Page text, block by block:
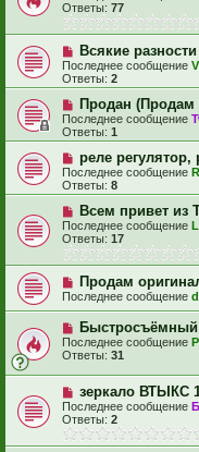
Ответы: 77
Всякие
Последнее сообщение
Ответы: 2
Продан (Продам
Последнее сообщение
Ответы: 1
реле регулятор,
Последнее сообщение
Ответы: 8
Всем привет из
Последнее сообщение
Ответы: 17
Продам
Последнее сообщение
Последнее сообщение
Ответы: 31
зеркало ВТЫКС
Последнее сообщение
Ответы: 2